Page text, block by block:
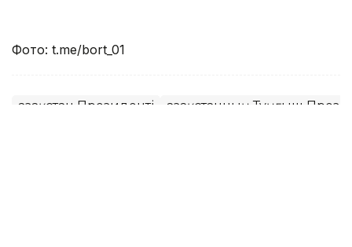
Фото: t.me/bort_01
Қазақстан Президенті Қазақстанның Тұңғыш